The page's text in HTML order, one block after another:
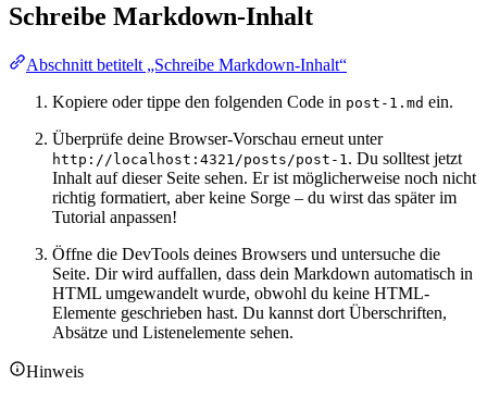
Schreibe Markdown-Inhalt
Abschnitt betitelt „Schreibe Markdown-Inhalt“
Kopiere oder tippe den folgenden Code in post-1.md ein.
Überprüfe deine Browser-Vorschau erneut unter
http://localhost:4321/posts/post-1 . Du solltest jetzt
Inhalt auf dieser Seite sehen. Er ist möglicherweise noch nicht
richtig formatiert, aber keine Sorge – du wirst das später im
Tutorial anpassen!
Öffne die DevTools deines Browsers und untersuche die
Seite. Dir wird auffallen, dass dein Markdown automatisch in
HTML umgewandelt wurde, obwohl du keine HTML-
Elemente geschrieben hast. Du kannst dort Überschriften,
Absätze und Listenelemente sehen.
Hinweis